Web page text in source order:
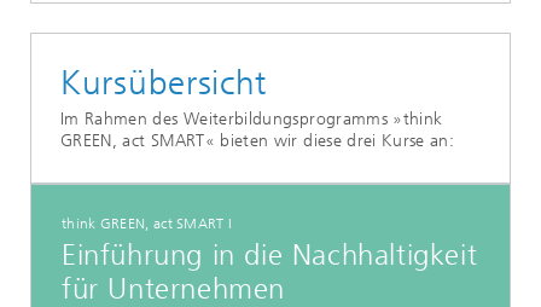
Kursübersicht
Im Rahmen des Weiterbildungsprogramms »think
GREEN, act SMART« bieten wir diese drei Kurse an:
think GREEN, act SMART I
Einführung in die Nachhaltigkeit
für Unternehmen